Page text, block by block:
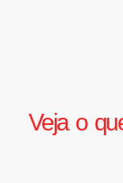
Veja o